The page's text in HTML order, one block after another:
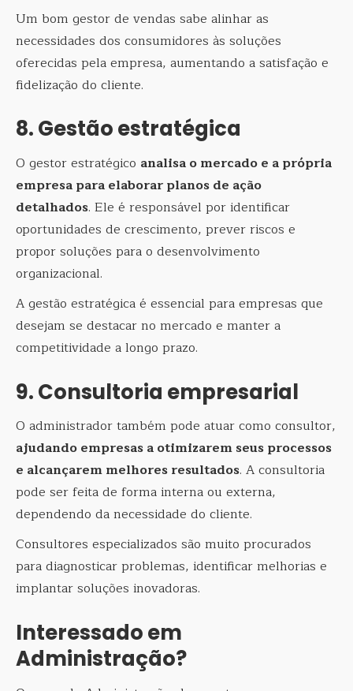
Um bom gestor de vendas sabe alinhar as
necessidades dos consumidores às soluções
oferecidas pela empresa, aumentando a satisfação e
fidelização do cliente.
8. Gestão estratégica
O gestor estratégico analisa o mercado e a própria
empresa para elaborar planos de ação
detalhados. Ele é responsável por identificar
oportunidades de crescimento, prever riscos e
propor soluções para o desenvolvimento
organizacional.
A gestão estratégica é essencial para empresas que
desejam se destacar no mercado e manter a
competitividade a longo prazo.
9. Consultoria empresarial
O administrador também pode atuar como consultor,
ajudando empresas a otimizarem seus processos
e alcançarem melhores resultados. A consultoria
pode ser feita de forma interna ou externa,
dependendo da necessidade do cliente.
Consultores especializados são muito procurados
para diagnosticar problemas, identificar melhorias e
implantar soluções inovadoras.
Interessado em
Administração?